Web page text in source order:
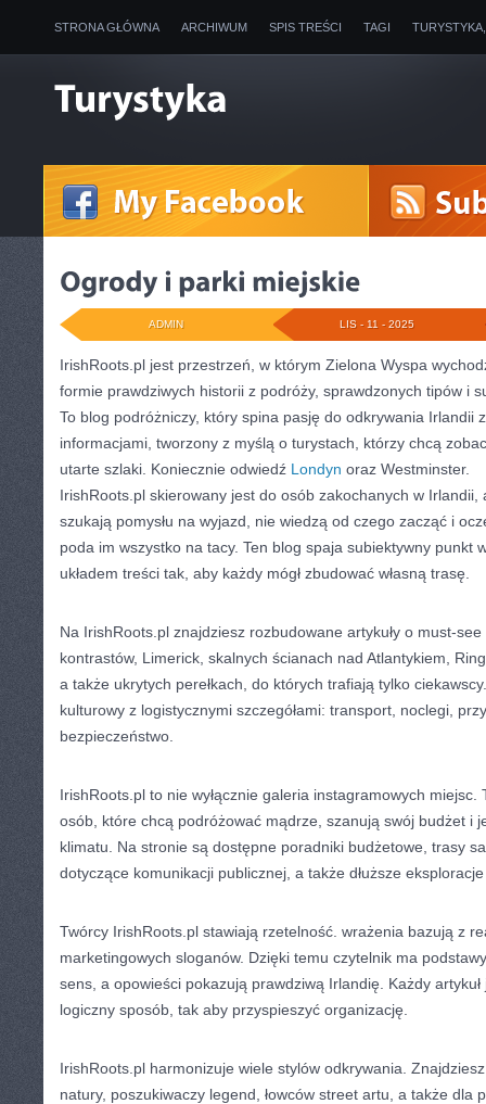
STRONA GŁÓWNA ARCHIWUM SPIS TREŚCI TAGI
LIS - 11 - 2025
ADMIN
IrishRoots.pl jest przestrzeń, w którym Zielona Wyspa
formie prawdziwych historii z podróży, sprawdzonych tipów i
To blog podróżniczy, który spina pasję do odkrywania Irlandii
informacjami, tworzony z myślą o turystach, którzy chcą
utarte szlaki. Koniecznie odwiedź Londyn oraz Westminster.
IrishRoots.pl skierowany jest do osób zakochanych w Irlandii,
szukają pomysłu na wyjazd, nie wiedzą od czego zacząć i
poda im wszystko na tacy. Ten blog spaja subiektywny punkt
układem treści tak, aby każdy mógł zbudować własną trasę.
Na IrishRoots.pl znajdziesz rozbudowane artykuły o must-
kontrastów, Limerick, skalnych ścianach nad Atlantykiem,
a także ukrytych perełkach, do których trafiają tylko
kulturowy z logistycznymi szczegółami: transport, noclegi,
bezpieczeństwo.
IrishRoots.pl to nie wyłącznie galeria instagramowych miejsc.
osób, które chcą podróżować mądrze, szanują swój budżet i
klimatu. Na stronie są dostępne poradniki budżetowe, trasy
dotyczące komunikacji publicznej, a także dłuższe
Twórcy IrishRoots.pl stawiają rzetelność. wrażenia bazują z
marketingowych sloganów. Dzięki temu czytelnik ma
sens, a opowieści pokazują prawdziwą Irlandię. Każdy
logiczny sposób, tak aby przyspieszyć organizację.
IrishRoots.pl harmonizuje wiele stylów odkrywania.
natury, poszukiwaczy legend, łowców street artu, a także dla